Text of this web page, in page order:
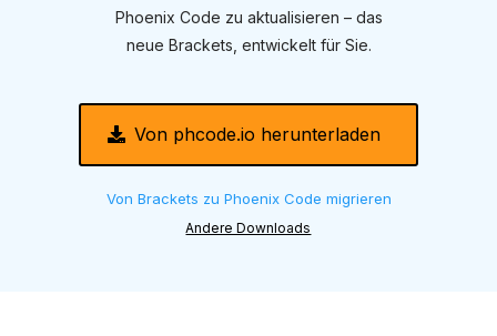
Phoenix Code zu aktualisieren – das
neue Brackets , entwickelt für Sie.
Von phcode.io herunterladen
Von Brackets zu Phoenix Code migrieren
Andere Downloads